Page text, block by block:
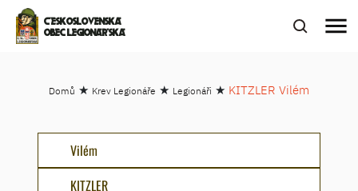
ČESKOSLOVENSKÁ
OBEC LEGIONÁŘSKÁ
menu
Domů ★ Krev Legionáře ★ Legionáři ★ KITZLER Vilém